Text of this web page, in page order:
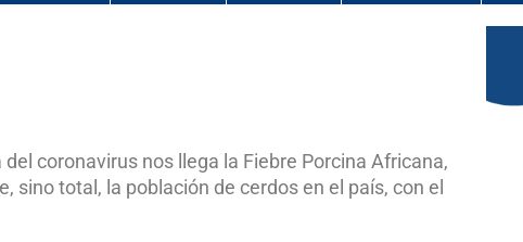
coronavirus nos llega la Fiebre Porcina Africana,
total, la población de cerdos en el país, con el